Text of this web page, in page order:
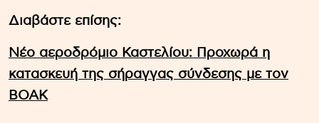
Διαβάστε επίσης:
Νέο αεροδρόμιο Καστελίου: Προχωρά η
κατασκευή της σήραγγας σύνδεσης με τον
ΒΟΑΚ